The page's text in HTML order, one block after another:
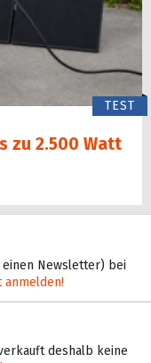
TEST
zu 2.500 Watt
Newsletter) bei
anmelden!
deshalb keine